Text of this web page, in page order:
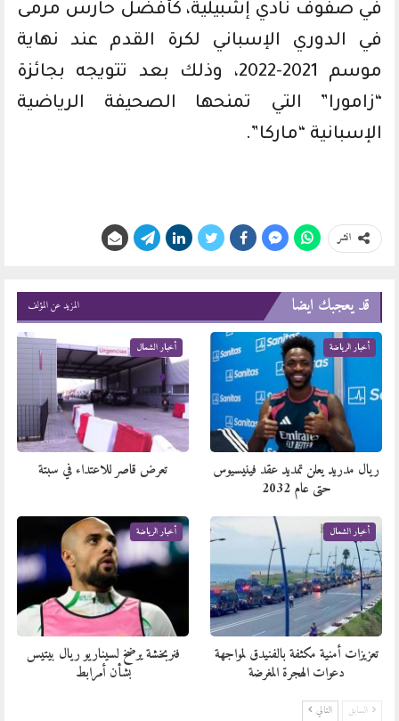
في صفوف نادي إشبيلية، كأفضل حارس مرمى
في الدوري الإسباني لكرة القدم عند نهاية
موسم 2021-2022، وذلك بعد تتويجه بجائزة
“زامورا” التي تمنحها الصحيفة الرياضية
الإسبانية “ماركا”.
انشر
قد يعجبك ايضا المزيد عن المؤلف
أخبار الرياضة
ريال مدريد يعلن تمديد عقد فينيسيوس
حتى عام 2032
أخبار الشمال
تعرض قاصر للاعتداء في سبتة
أخبار الشمال
تعزيزات أمنية مكثفة بالفنيدق لمواجهة
دعوات الهجرة المغرضة
أخبار الرياضة
فنربخشة يرضخ لسيناريو ريال بيتيس
بشأن أمرابط
السابق التالي